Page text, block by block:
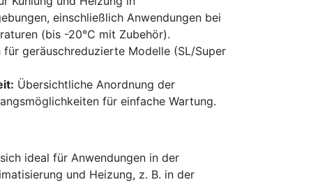
einschließlich Anwendungen bei
(bis -20°C mit Zubehör).
für geräuschreduzierte Modelle (SL/Super
Übersichtliche Anordnung der
für einfache Wartung.
ideal für Anwendungen in der
und Heizung, z. B. in der